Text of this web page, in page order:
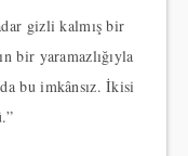
gizli kalmış bir
bir yaramazlığıyla
bu imkânsız. İkisi